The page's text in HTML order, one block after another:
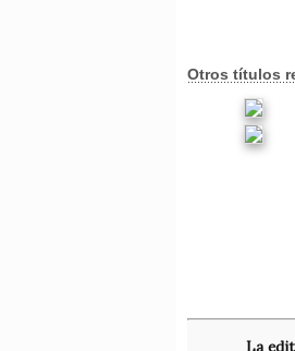
Otros títulos